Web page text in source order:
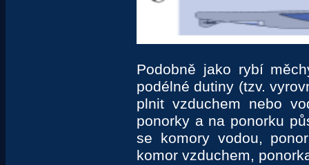
Podobně jako rybí
podélné dutiny (tzv.
plnit vzduchem nebo
ponorky a na ponorku
se komory vodou,
komor vzduchem,